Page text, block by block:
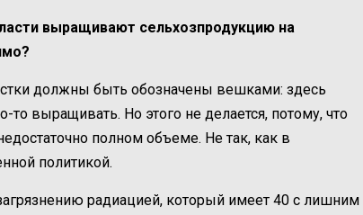
выращивают сельхозпродукцию на
должны быть обозначены вешками: здесь
то выращивать. Но этого не делается, потому, что
полном объеме. Не так, как в
политикой.
радиацией, который имеет 40 с лишним